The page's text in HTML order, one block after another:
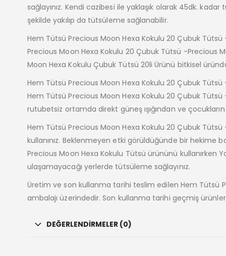
sağlayınız. Kendi cazibesi ile yaklaşık olarak 45dk.
şekilde yakılıp da tütsüleme sağlanabilir.
Hem Tütsü Precious Moon Hexa Kokulu 20 Çubuk Tütsü
Precious Moon Hexa Kokulu 20 Çubuk Tütsü -Precious
Moon Hexa Kokulu Çubuk Tütsü 20li Ürünü bitkisel
Hem Tütsü Precious Moon Hexa Kokulu 20 Çubuk
Hem Tütsü Precious Moon Hexa Kokulu 20 Çubuk
rutubetsiz ortamda direkt güneş ışığından ve
Hem Tütsü Precious Moon Hexa Kokulu 20 Çubuk
kullanınız. Beklenmeyen etki görüldüğünde bir hekime
Precious Moon Hexa Kokulu Tütsü ürününü kullanırken
ulaşamayacağı yerlerde tütsüleme sağlayınız.
Üretim ve son kullanma tarihi teslim edilen Hem Tütsü
ambalajı üzerindedir. Son kullanma tarihi geçmiş
DEĞERLENDIRMELER (0)